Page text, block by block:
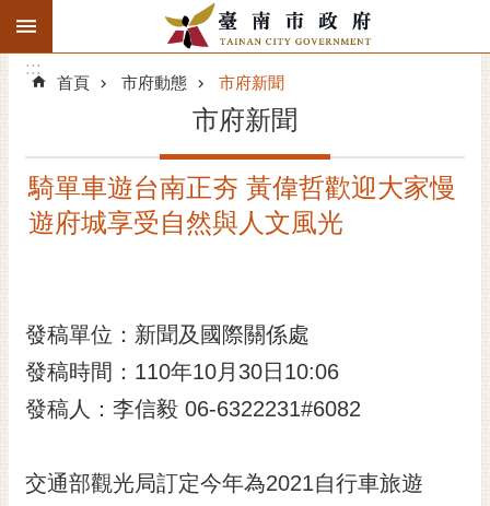
跳到主要內容區塊
搜
階
精彩府城
主題服務
市政資訊
:::
:::
首頁 市府動態 市府新聞
市府新聞
騎單車遊台南正夯 黃偉哲歡迎大家慢
遊府城享受自然與人文風光
發稿單位：新聞及國際關係處
發稿時間：110年10月30日10:06
發稿人：李信毅 06-6322231#6082
交通部觀光局訂定今年為2021自行車旅遊